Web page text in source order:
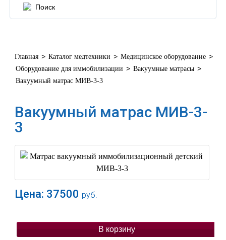
Главная > Каталог медтехники > Медицинское оборудование >
Оборудование для иммобилизации > Вакуумные матрасы >
Вакуумный матрас МИВ-3-3
Вакуумный матрас МИВ-3-
3
Цена: 37500 руб.
В корзину